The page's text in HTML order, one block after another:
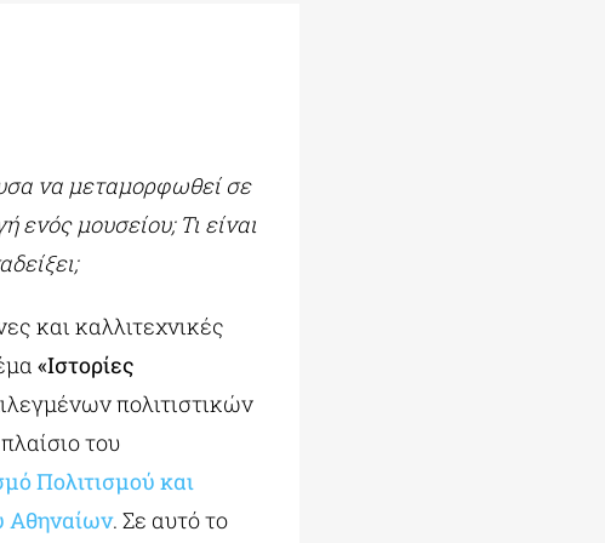
να μεταμορφωθεί σε
ενός μουσείου; Τι είναι
και καλλιτεχνικές
«Ιστορίες
πολιτιστικών
του
Πολιτισμού και
Αθηναίων. Σε αυτό το